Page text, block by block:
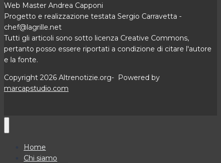
Web Master Andrea Capponi
Progetto e realizzazione testata Sergio Carravetta -
chef@lagrille.net
Tutti gli articoli sono sotto licenza Creative Commons,
pertanto posso essere riportati a condizione di citare l'autore
e la fonte.
Copyright 2026 Altrenotizie.org- Powered by
marcapstudio.com
Home
Chi siamo